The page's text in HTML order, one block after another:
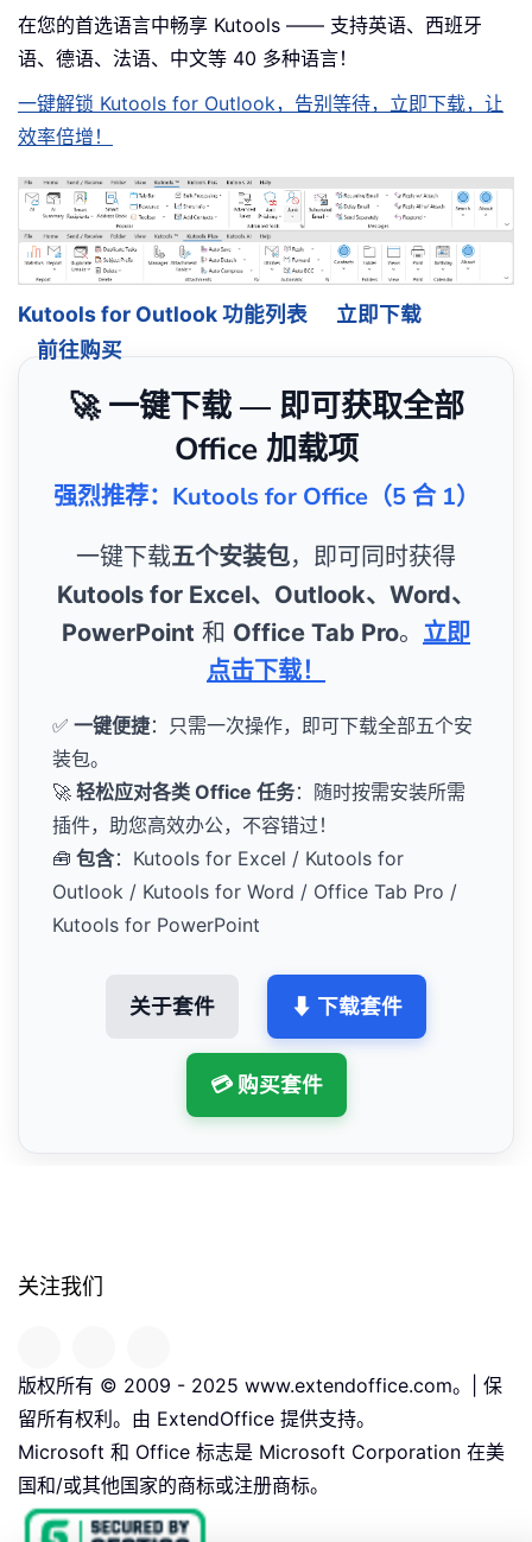
在您的首选语言中畅享 Kutools —— 支持英语、西班牙
语、德语、法语、中文等 40 多种语言！
一键解锁 Kutools for Outlook，告别等待，立即下载，让
效率倍增！
Kutools for Outlook 功能列表
立即下载
前往购买
🚀 一键下载 — 即可获取全部
Office 加载项
强烈推荐：Kutools for Office（5 合 1）
一键下载五个安装包，即可同时获得
Kutools for Excel、Outlook、Word、
PowerPoint 和 Office Tab Pro。 立即
点击下载！
✅ 一键便捷：只需一次操作，即可下载全部五个安
装包。
🚀 轻松应对各类 Office 任务：随时按需安装所需
插件，助您高效办公，不容错过！
🧰 包含：Kutools for Excel / Kutools for
Outlook / Kutools for Word / Office Tab Pro /
Kutools for PowerPoint
关于套件 ⬇ 下载套件
💳 购买套件
关注我们
版权所有 © 2009 - 2025 www.extendoffice.com。| 保
留所有权利。由 ExtendOffice 提供支持。
Microsoft 和 Office 标志是 Microsoft Corporation 在美
国和/或其他国家的商标或注册商标。